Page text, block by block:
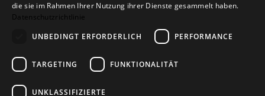
Versand Zahlarten
Retoure
die sie im Rahmen Ihrer Nutzung ihrer Dienste gesammelt haben.
Datenschutzrichtlinie
UNBEDINGT ERFORDERLICH
PERFORMANCE
TARGETING FUNKTIONALITÄT
UNKLASSIFIZIERTE